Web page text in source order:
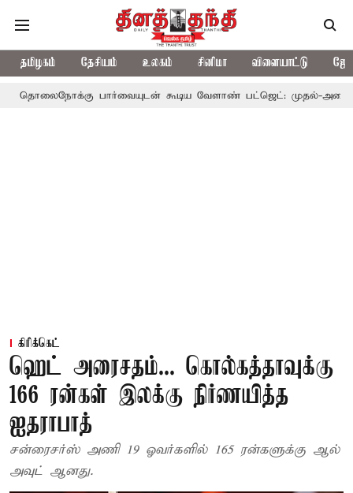
தமிழகம் தேசியம் உலகம் சினிமா விளையாட்டு
பார்வையுடன் கூடிய வேளாண் பட்ஜெட்: முதல்-அமைச்சர்
கிரிக்கெட்
ஹெட் அரைசதம்... கொல்கத்தாவுக்கு
166 ரன்கள் இலக்கு நிர்ணயித்த
ஐதராபாத்
சன்ரைசர்ஸ் அணி 19 ஓவர்களில் 165 ரன்களுக்கு ஆல்
அவுட் ஆனது.